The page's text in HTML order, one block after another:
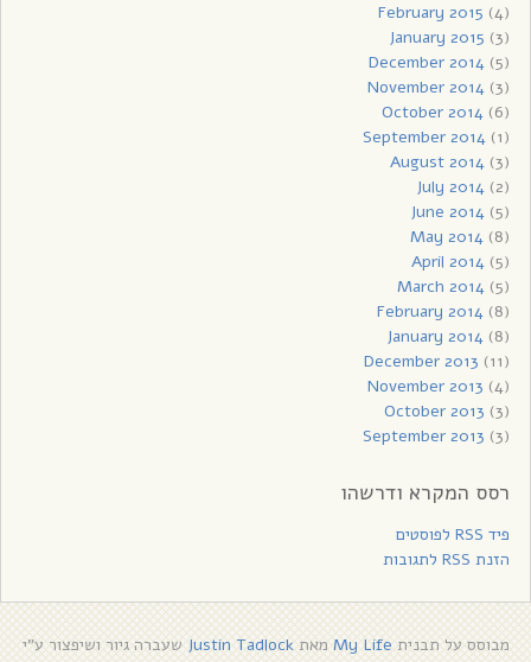
February 2015 (4)
January 2015 (3)
December 2014(5)
November 2014(3)
October 2014(6)
September 2014(1)
August 2014(3)
July 2014(2)
June 2014(5)
May 2014(8)
April 2014(5)
March 2014(5)
February 2014(8)
January 2014(8)
December 2013 (11)
November 2013 (4)
October 2013 (3)
September 2013 (3)
רסס המקרא ודרשהו
פיד RSS לפוסטים
הזנת RSS לתגובות
מבוסס על תבניתMy LifeמאתJustin Tadlockשעברה גיור ושיפצור ע"י